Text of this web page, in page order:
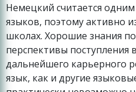
Немецкий считается
языков, поэтому активно
школах. Хорошие знания
перспективы поступления
дальнейшего карьерного
язык, как и другие